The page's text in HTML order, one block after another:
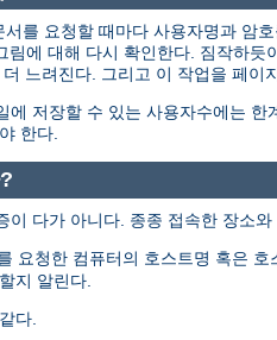
를 요청할 때마다 사용자명과 암
림에 대해 다시 확인한다. 짐작하
느려진다. 그리고 이 작업을 페이
에 저장할 수 있는 사용자수에는
한다.
이 다가 아니다. 종종 접속한 장소
요청한 컴퓨터의 호스트명 혹은
지 알린다.
다.